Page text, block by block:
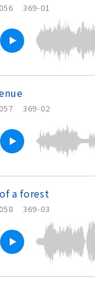
369-01
369-02
a forest
369-03